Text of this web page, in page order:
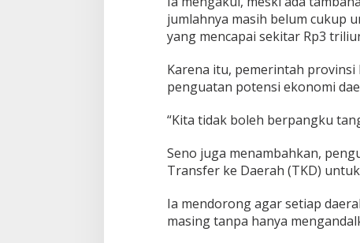
jumlahnya masih belum cukup
yang mencapai sekitar Rp3
Karena itu, pemerintah
penguatan potensi ekonomi
“Kita tidak boleh berpangku
Seno juga menambahkan,
Transfer ke Daerah (TKD)
Ia mendorong agar setiap
masing tanpa hanya